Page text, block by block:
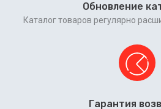
Обновление
Каталог товаров регулярно
Гарантия